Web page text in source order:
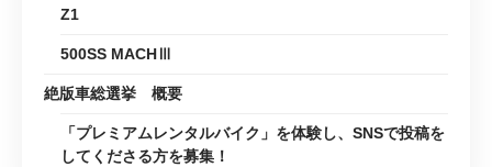
Z1
500SS MACHⅢ
絶版車総選挙 概要
「プレミアムレンタルバイク」を体験し、SNSで投稿を
してくださる方を募集！